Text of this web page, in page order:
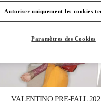
VALENTINO PRE-FALL
Autoriser uniquement les cookies
Paramètres des Cookies